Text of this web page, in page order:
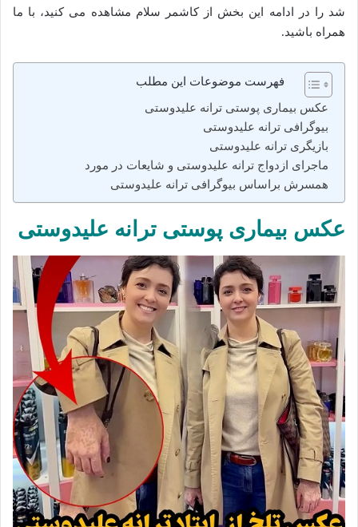
شد را در ادامه این بخش از کاشمر سلام مشاهده می کنید، با ما
همراه باشید.
فهرست موضوعات این مطلب
عکس بیماری پوستی ترانه علیدوستی
بیوگرافی ترانه علیدوستی
بازیگری ترانه علیدوستی
ماجرای ازدواج ترانه علیدوستی و شایعات در مورد
همسرش براساس بیوگرافی ترانه علیدوستی
عکس بیماری پوستی ترانه علیدوستی